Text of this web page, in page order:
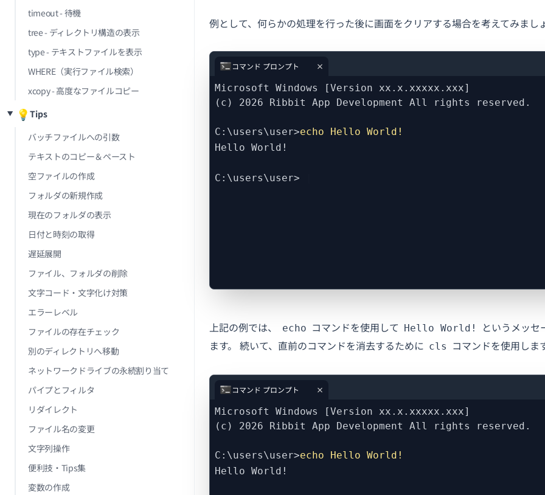
timeout - 待機
tree - ディレクトリ構造の表示
type - テキストファイルを表示
WHERE（実行ファイル検索）
xcopy - 高度なファイルコピー
💡 Tips
バッチファイルへの引数
テキストのコピー＆ペースト
空ファイルの作成
フォルダの新規作成
現在のフォルダの表示
日付と時刻の取得
遅延展開
ファイル、フォルダの削除
文字コード・文字化け対策
エラーレベル
ファイルの存在チェック
別のディレクトリへ移動
ネットワークドライブの永続割り当て
パイプとフィルタ
リダイレクト
ファイル名の変更
文字列操作
便利技・Tips集
変数の作成
例として、何らかの処理を行った後に画面をクリアする場合を考えてみまし
コマンド プロンプト
Microsoft Windows [Version xx.x.xxxxx.xxx]
(c) 2026 Ribbit App Development All rights reserved.
C:\users\user>echo Hello World!
Hello World!
C:\users\user>
上記の例では、 echo コマンドを使用して Hello World!
というメッセ
ます。 続いて、直前のコマンドを消去するために cls コマンドを使用しま
コマンド プロンプト
Microsoft Windows [Version xx.x.xxxxx.xxx]
(c) 2026 Ribbit App Development All rights reserved.
C:\users\user>echo Hello World!
Hello World!